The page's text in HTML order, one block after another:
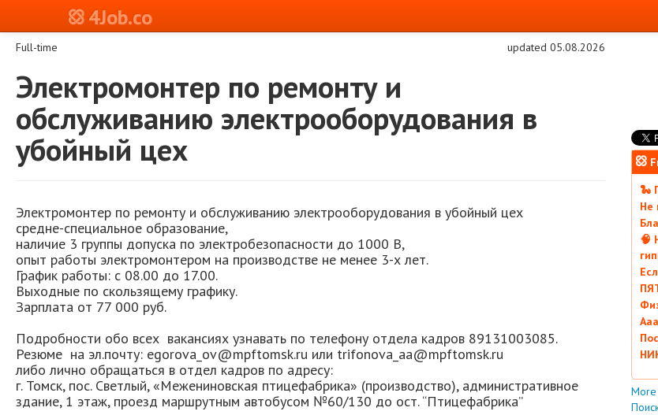
4Job.co
Full-time updated 05.08.2026
Электромонтер по ремонту и
обслуживанию электрооборудования в
убойный цех
Электромонтер по ремонту и обслуживанию электрооборудования в убойный цех
средне-специальное образование,
наличие 3 группы допуска по электробезопасности до 1000 В,
опыт работы электромонтером на производстве не менее 3-х лет.
График работы: с 08.00 до 17.00.
Выходные по скользящему графику.
Зарплата от 77 000 руб.
Подробности обо всех вакансиях узнавать по телефону отдела кадров 89131003085.
Резюме на эл.почту: egorova_ov@mpftomsk.ru или trifonova_aa@mpftomsk.ru
либо лично обращаться в отдел кадров по адресу:
г. Томск, пос. Светлый, «Межениновская птицефабрика» (производство), административное
здание, 1 этаж, проезд маршрутным автобусом №60/130 до ост. “Птицефабрика”
🐍
Не
🧠